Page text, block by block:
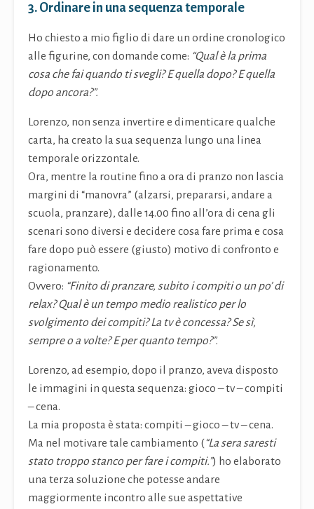
3. Ordinare in una sequenza temporale
Ho chiesto a mio figlio di dare un ordine cronologico
alle figurine, con domande come: “Qual è la prima
cosa che fai quando ti svegli? E quella dopo? E quella
dopo ancora?”.
Lorenzo, non senza invertire e dimenticare qualche
carta, ha creato la sua sequenza lungo una linea
temporale orizzontale.
Ora, mentre la routine fino a ora di pranzo non lascia
margini di “manovra” (alzarsi, prepararsi, andare a
scuola, pranzare), dalle 14.00 fino all’ora di cena gli
scenari sono diversi e decidere cosa fare prima e cosa
fare dopo può essere (giusto) motivo di confronto e
ragionamento.
Ovvero: “Finito di pranzare, subito i compiti o un po’ di
relax? Qual è un tempo medio realistico per lo
svolgimento dei compiti? La tv è concessa? Se sì,
sempre o a volte? E per quanto tempo?”.
Lorenzo, ad esempio, dopo il pranzo, aveva disposto
le immagini in questa sequenza: gioco – tv – compiti
– cena.
La mia proposta è stata: compiti – gioco – tv – cena.
Ma nel motivare tale cambiamento (“La sera saresti
stato troppo stanco per fare i compiti.”) ho elaborato
una terza soluzione che potesse andare
maggiormente incontro alle sue aspettative